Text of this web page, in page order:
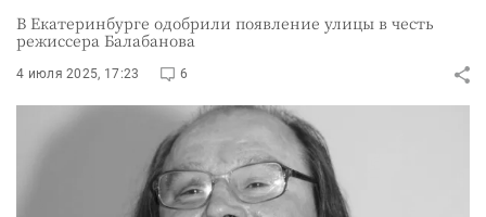
В Екатеринбурге одобрили появление улицы в честь
режиссера Балабанова
4 июля 2025, 17:23 6